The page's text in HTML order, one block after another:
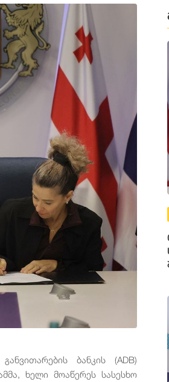
განვითარების ბანკის (ADB)
, ხელი მოაწერეს სასესხო